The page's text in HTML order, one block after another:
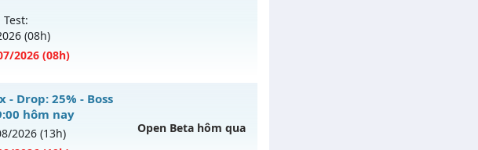
QUẬN 6
(08h)
/2026 (08h)
facebook.com/muhoalong vào 08h
- Drop: 25% - Boss
hôm nay
/2026 (13h)
Open Beta hôm qua